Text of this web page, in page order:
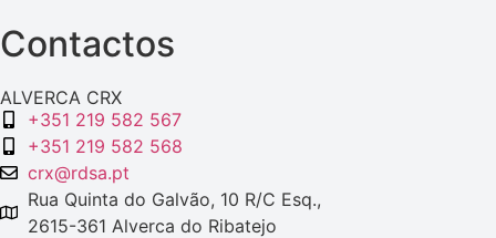
Contactos
ALVERCA CRX
+351 219 582 567
+351 219 582 568
crx@rdsa.pt
Rua Quinta do Galvão, 10 R/C Esq.,
2615-361 Alverca do Ribatejo